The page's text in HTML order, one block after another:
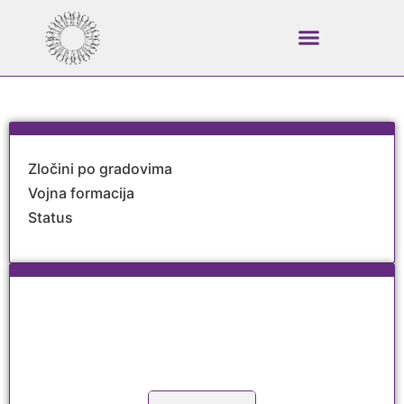
Zločini po gradovima
Vojna formacija
Status